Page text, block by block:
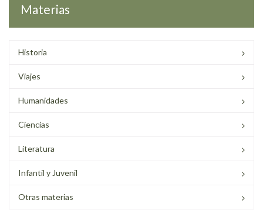
Materias
Historia
Viajes
Humanidades
Ciencias
Literatura
Infantil y Juvenil
Otras materias